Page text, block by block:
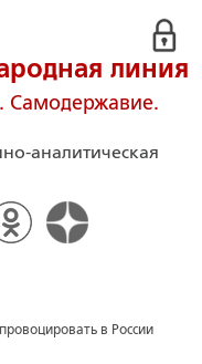
линия
Самодержавие.
аналитическая
в России